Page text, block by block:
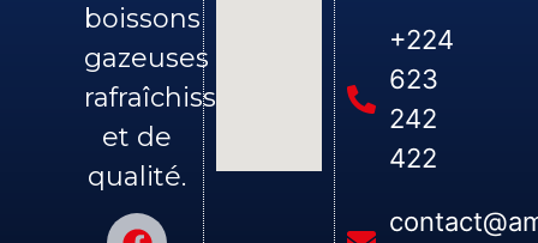
boissons
gazeuses
rafraîchissantes
et de
qualité.
+224
623
242
422